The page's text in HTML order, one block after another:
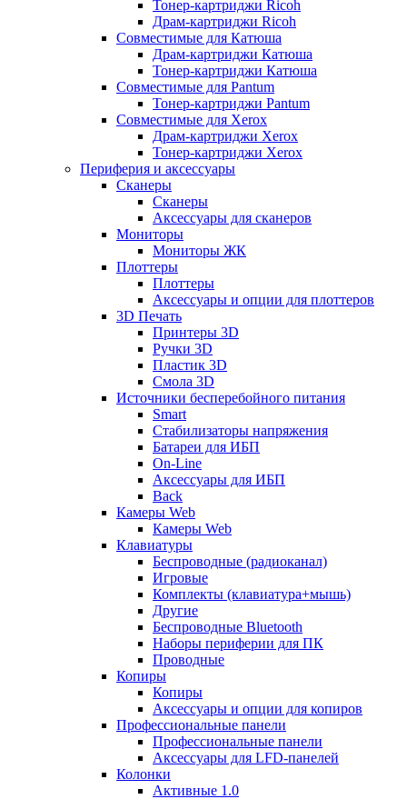
Тонер-картриджи Ricoh
Драм-картриджи Ricoh
Совместимые для Катюша
Драм-картриджи Катюша
Тонер-картриджи Катюша
Совместимые для Pantum
Тонер-картриджи Pantum
Совместимые для Xerox
Драм-картриджи Xerox
Тонер-картриджи Xerox
Периферия и аксессуары
Сканеры
Сканеры
Аксессуары для сканеров
Мониторы
Мониторы ЖК
Плоттеры
Плоттеры
Аксессуары и опции для плоттеров
3D Печать
Принтеры 3D
Ручки 3D
Пластик 3D
Смола 3D
Источники бесперебойного питания
Smart
Стабилизаторы напряжения
Батареи для ИБП
On-Line
Аксессуары для ИБП
Back
Камеры Web
Камеры Web
Клавиатуры
Беспроводные (радиоканал)
Игровые
Комплекты (клавиатура+мышь)
Другие
Беспроводные Bluetooth
Наборы периферии для ПК
Проводные
Копиры
Копиры
Аксессуары и опции для копиров
Профессиональные панели
Профессиональные панели
Аксессуары для LFD-панелей
Колонки
Активные 1.0